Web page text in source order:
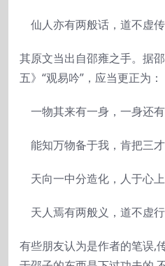
仙人亦有两般话，道不虚传
其原文当出自邵雍之手。据
五》“观易吟”，应当更正为：
一物其来有一身，一身还有
能知万物备于我，肯把三才
天向一中分造化，人于心上
天人焉有两般义，道不虚行
有些朋友认为是作者的笔误,